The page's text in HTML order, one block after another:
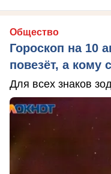
Общество
Гороскоп на 10
повезёт, а кому
Для всех знаков